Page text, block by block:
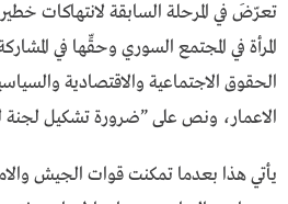
تعرّضَ في المرحلة السابقة لانتهاكات
المرأة في المجتمع السوري وحقِّها في
الحقوق الاجتماعية والاقتصادية
الاعمار، ونص على ”ضرورة تشكيل لجنة
يأتي هذا بعدما تمكنت قوات الجيش